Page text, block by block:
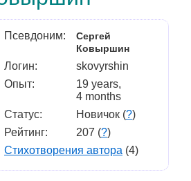
Псевдоним:
Сергей
Ковыршин
Логин:
skovyrshin
Опыт:
19 years,
4 months
Статус:
Новичок (?)
Рейтинг:
207 (?)
Стихотворения автора (4)